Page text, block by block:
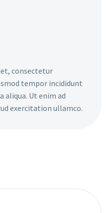
consectetur
tempor incididunt
aliqua. Ut enim ad
exercitation ullamco.